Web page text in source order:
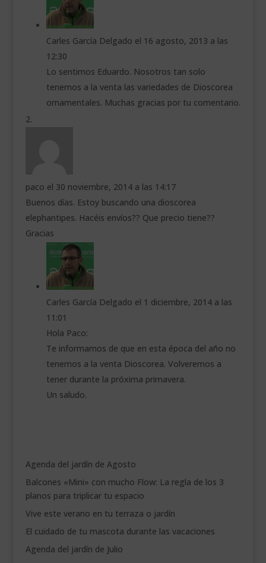
Carles García Delgado el 16 agosto, 2013 a las
12:30
Lo sentimos Eduardo. Nosotros tan solo
tenemos a la venta las variedades de Dioscorea
ornamentales. Muchas gracias por tu comentario.
paco el 30 noviembre, 2014 a las 14:17
Buenos días. Estoy buscando una dioscorea
elephantipes. Hacéis envíos?? Que precio tiene??
Gracias
Carles García Delgado el 1 diciembre, 2014 a las
11:01
Hola Paco:
Te informamos de que en esta época del año no
tenemos a la venta Dioscorea. Volveremos a
tener durante la próxima primavera.
Un saludo.
Agenda del jardín de Agosto
Balcones «Mini» con mucho Flow: La regla de los 3
planos para triplicar tu espacio
Vive este verano en tu terraza o jardín
El cuidado de tu mascota durante las vacaciones
Agenda del jardín de Julio